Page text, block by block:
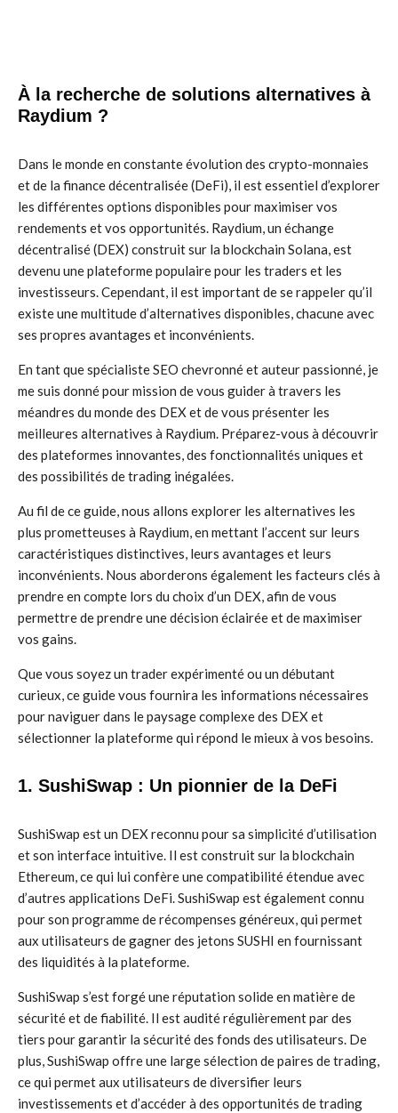
À la recherche de solutions alternatives à
Raydium ?
Dans le monde en constante évolution des crypto-monnaies
et de la finance décentralisée (DeFi), il est essentiel d’explorer
les différentes options disponibles pour maximiser vos
rendements et vos opportunités. Raydium, un échange
décentralisé (DEX) construit sur la blockchain Solana, est
devenu une plateforme populaire pour les traders et les
investisseurs. Cependant, il est important de se rappeler qu’il
existe une multitude d’alternatives disponibles, chacune avec
ses propres avantages et inconvénients.
En tant que spécialiste SEO chevronné et auteur passionné, je
me suis donné pour mission de vous guider à travers les
méandres du monde des DEX et de vous présenter les
meilleures alternatives à Raydium. Préparez-vous à découvrir
des plateformes innovantes, des fonctionnalités uniques et
des possibilités de trading inégalées.
Au fil de ce guide, nous allons explorer les alternatives les
plus prometteuses à Raydium, en mettant l’accent sur leurs
caractéristiques distinctives, leurs avantages et leurs
inconvénients. Nous aborderons également les facteurs clés à
prendre en compte lors du choix d’un DEX, afin de vous
permettre de prendre une décision éclairée et de maximiser
vos gains.
Que vous soyez un trader expérimenté ou un débutant
curieux, ce guide vous fournira les informations nécessaires
pour naviguer dans le paysage complexe des DEX et
sélectionner la plateforme qui répond le mieux à vos besoins.
1. SushiSwap : Un pionnier de la DeFi
SushiSwap est un DEX reconnu pour sa simplicité d’utilisation
et son interface intuitive. Il est construit sur la blockchain
Ethereum, ce qui lui confère une compatibilité étendue avec
d’autres applications DeFi. SushiSwap est également connu
pour son programme de récompenses généreux, qui permet
aux utilisateurs de gagner des jetons SUSHI en fournissant
des liquidités à la plateforme.
SushiSwap s’est forgé une réputation solide en matière de
sécurité et de fiabilité. Il est audité régulièrement par des
tiers pour garantir la sécurité des fonds des utilisateurs. De
plus, SushiSwap offre une large sélection de paires de trading,
ce qui permet aux utilisateurs de diversifier leurs
investissements et d’accéder à des opportunités de trading